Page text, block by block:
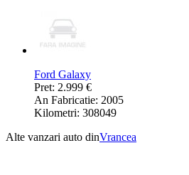
Ford Galaxy
Pret: 2.999 €
An Fabricatie: 2005
Kilometri: 308049
Alte vanzari auto dinVrancea